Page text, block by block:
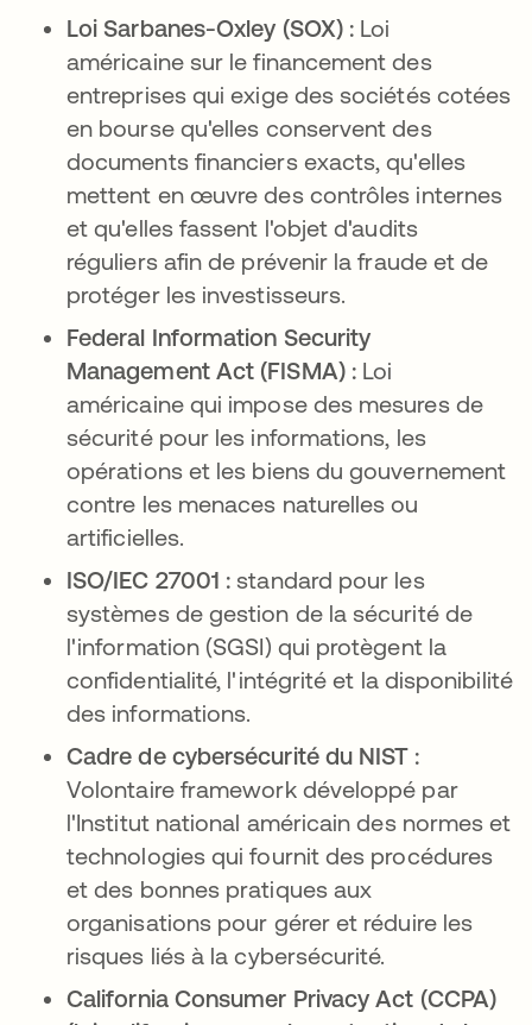
Loi Sarbanes-Oxley (SOX) : Loi
américaine sur le financement des
entreprises qui exige des sociétés cotées
en bourse qu'elles conservent des
documents financiers exacts, qu'elles
mettent en œuvre des contrôles internes
et qu'elles fassent l'objet d'audits
réguliers afin de prévenir la fraude et de
protéger les investisseurs.
Federal Information Security
Management Act (FISMA) :Loi
américaine qui impose des mesures de
sécurité pour les informations, les
opérations et les biens du gouvernement
contre les menaces naturelles ou
artificielles.
ISO/IEC 27001 : standard pour les
systèmes de gestion de la sécurité de
l'information (SGSI) qui protègent la
confidentialité, l'intégrité et la disponibilité
des informations.
Cadre de cybersécurité du NIST :
Volontaire framework développé par
l'Institut national américain des normes et
technologies qui fournit des procédures
et des bonnes pratiques aux
organisations pour gérer et réduire les
risques liés à la cybersécurité.
California Consumer Privacy Act (CCPA)